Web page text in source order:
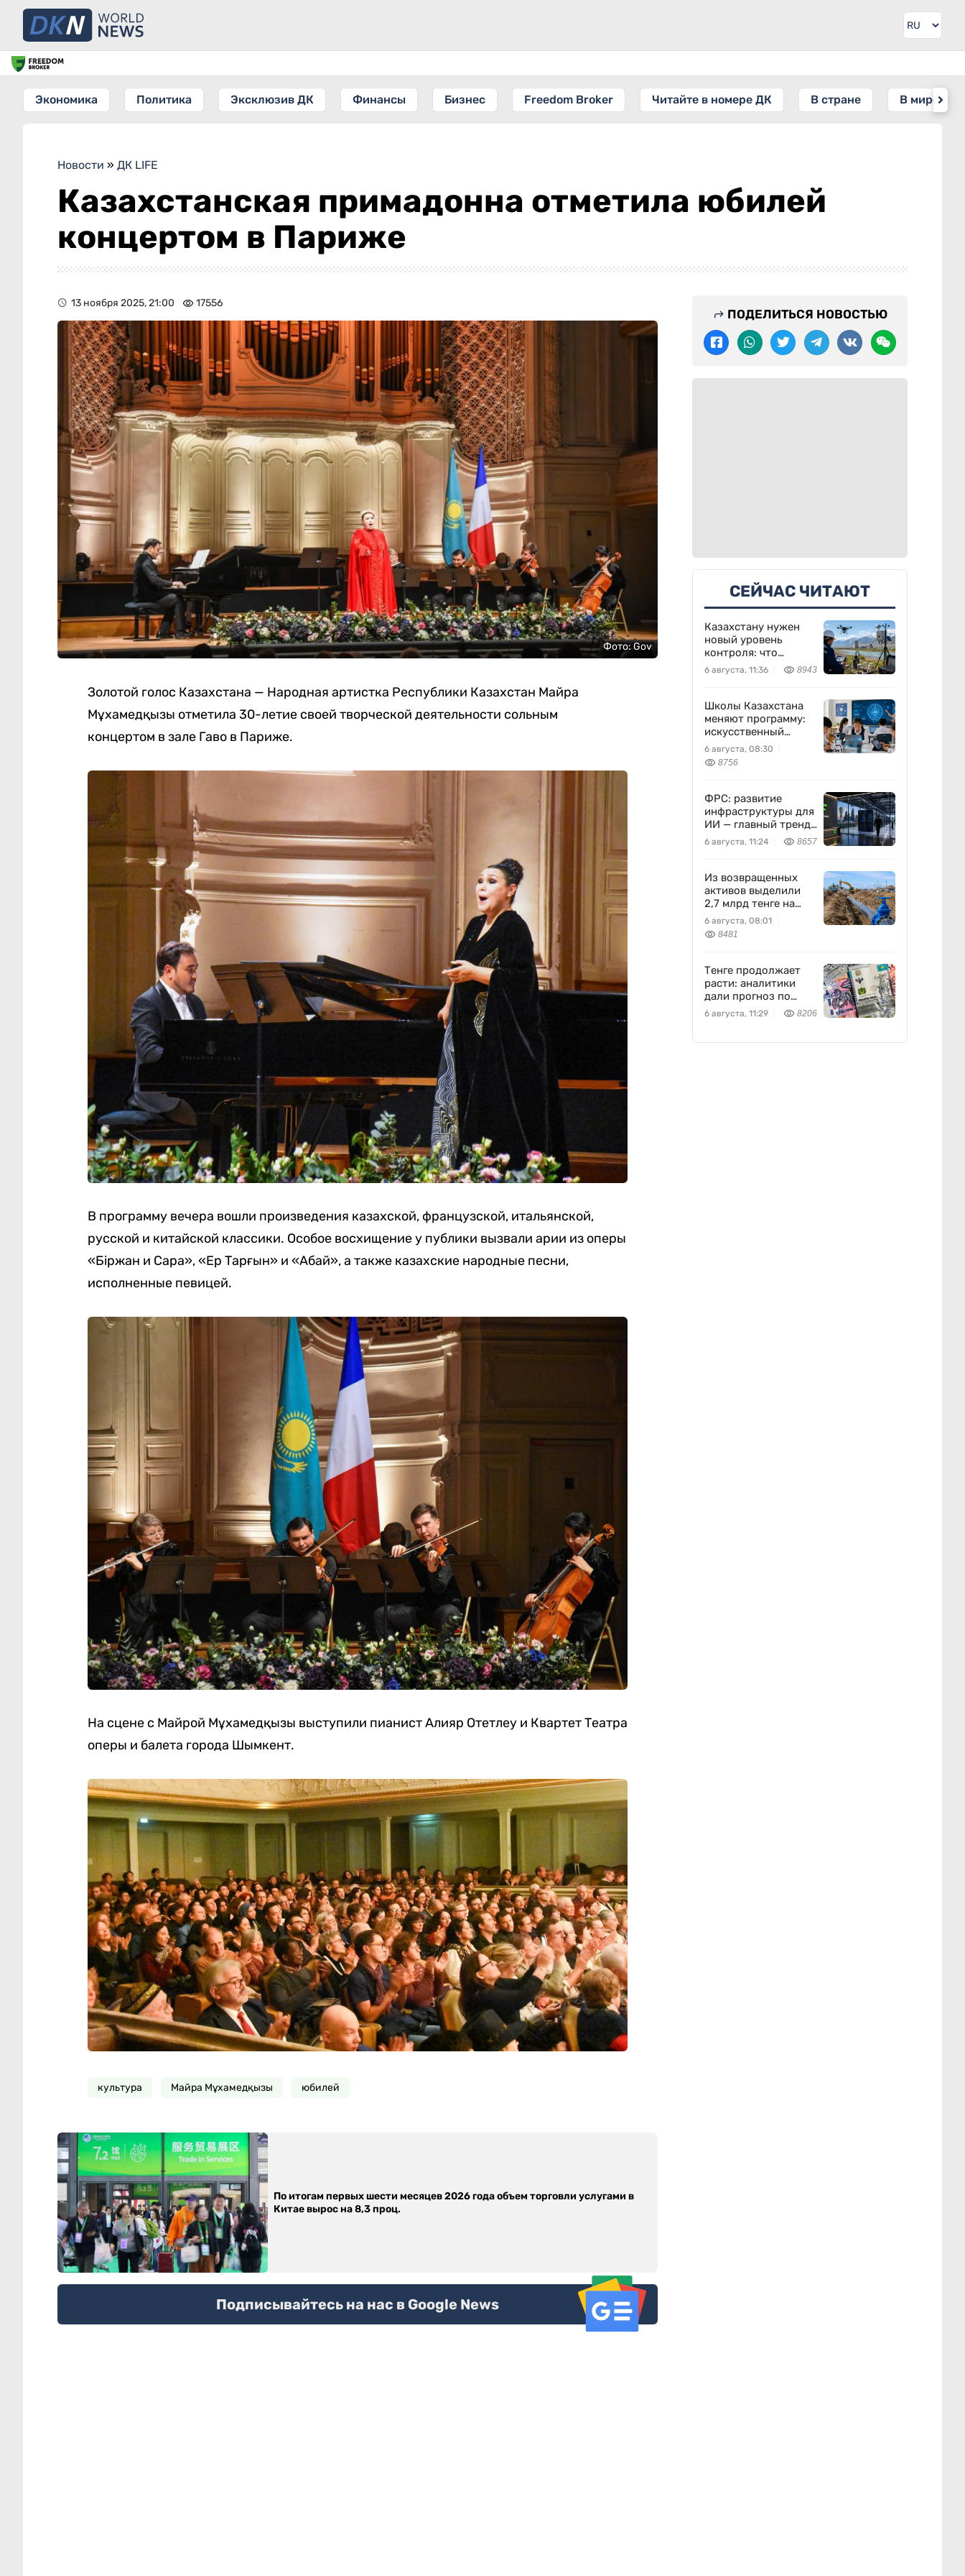
Экономика Политика Эксклюзив ДК Финансы Бизнес Freedom Broker Читайте в номере ДК В стране В мире
Новости » ДК LIFE
Казахстанская примадонна отметила юбилей
концертом в Париже
13 ноября 2025, 21:00 17556
Фото: Gov
Золотой голос Казахстана — Народная артистка Республики Казахстан Майра
Мұхамедқызы отметила 30-летие своей творческой деятельности сольным
концертом в зале Гаво в Париже.
В программу вечера вошли произведения казахской, французской, итальянской,
русской и китайской классики. Особое восхищение у публики вызвали арии из оперы
«Біржан и Сара», «Ер Тарғын» и «Абай», а также казахские народные песни,
исполненные певицей.
На сцене с Майрой Мұхамедқызы выступили пианист Алияр Отетлеу и Квартет Театра
оперы и балета города Шымкент.
культура Майра Мұхамедқызы юбилей
По итогам первых шести месяцев 2026 года объем торговли услугами в
Китае вырос на 8,3 проц.
Подписывайтесь на нас в Google News
ПОДЕЛИТЬСЯ НОВОСТЬЮ
СЕЙЧАС ЧИТАЮТ
Казахстану нужен
новый уровень
контроля: что
предлагают ученые
на фоне развития
6 августа, 11:36 8943
Школы Казахстана
меняют программу:
искусственный
интеллект станет
частью уроков с 1
класса
6 августа, 08:30
8756
ФРС: развитие
инфраструктуры для
ИИ — главный тренд
мировой экономики.
Как в него
Freedom Holding
Corp.
6 августа, 11:24 8657
Из возвращенных
активов выделили
2,7 млрд тенге на
водоснабжение
6 августа, 08:01
8481
Тенге продолжает
расти: аналитики
дали прогноз по
доллару
6 августа, 11:29 8206